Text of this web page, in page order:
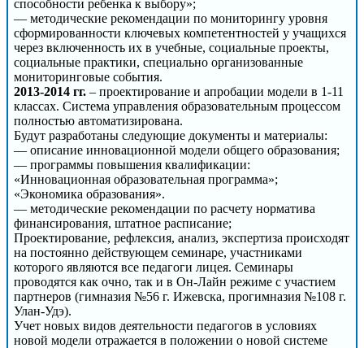
способности ребенка к выбору»;
— методические рекомендации по мониторингу уровня
сформированности ключевых компетентностей у учащихся
через включенность их в учебные, социальные проекты,
социальные практики, специально организованные
мониторинговые события.
2013-2014 гг. – проектирование и апробации модели в 1-11
классах. Система управления образовательным процессом
полностью автоматизирована.
Будут разработаны следующие документы и материалы:
— описание инновационной модели общего образования;
— программы повышения квалификации:
«Инновационная образовательная программа»;
«Экономика образования».
— методические рекомендации по расчету норматива
финансирования, штатное расписание;
Проектирование, рефлексия, анализ, экспертиза происходят
на постоянно действующем семинаре, участниками
которого являются все педагоги лицея. Семинары
проводятся как очно, так и в Он-Лайн режиме с участием
партнеров (гимназия №56 г. Ижевска, прогимназия №108 г.
Улан-Удэ).
Учет новых видов деятельности педагогов в условиях
новой модели отражается в положении о новой системе